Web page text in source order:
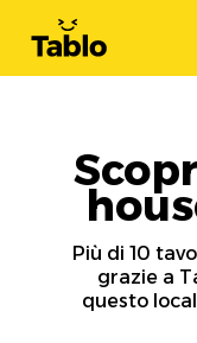
Più di 10
grazie a
questo